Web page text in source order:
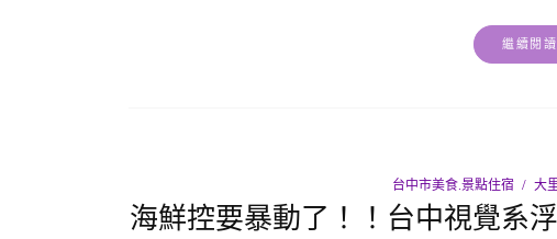
繼續閱讀
台中市美食.景點住宿 大
海鮮控要暴動了！！台中視覺系